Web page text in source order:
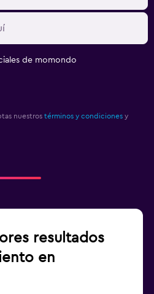
de momondo
nuestros términos y condiciones y
resultados
en